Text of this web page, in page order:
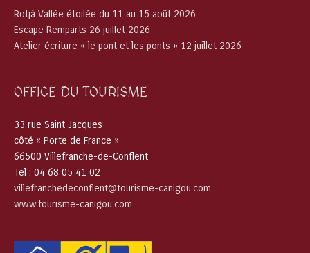
Rotjà Vallée étoilée du 11 au 15 août 2026
Escape Remparts 26 juillet 2026
Atelier écriture « le pont et les ponts » 12 juillet 2026
OFFICE DU TOURISME
33 rue Saint Jacques
côté « Porte de France »
66500 Villefranche-de-Conflent
Tel : 04 68 05 41 02
villefranchedeconflent@tourisme-canigou.com
www.tourisme-canigou.com